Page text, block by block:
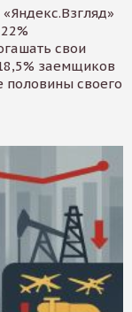
свои
заемщиков
своего